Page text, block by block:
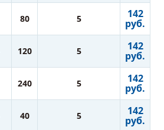
80 5 142
руб.
120 5 142
руб.
240 5 142
руб.
40 5 142
руб.